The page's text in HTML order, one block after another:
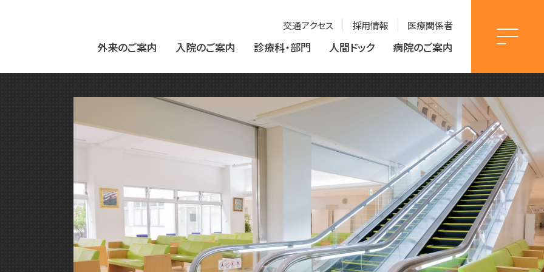
交通アクセス 採用情報 医療関係者
外来のご案内 入院のご案内 診療科・部門 人間ドック 病院のご案内